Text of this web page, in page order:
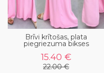
Brīvi krītošas, plata
piegriezuma bikses
15.40 €
22.00 €